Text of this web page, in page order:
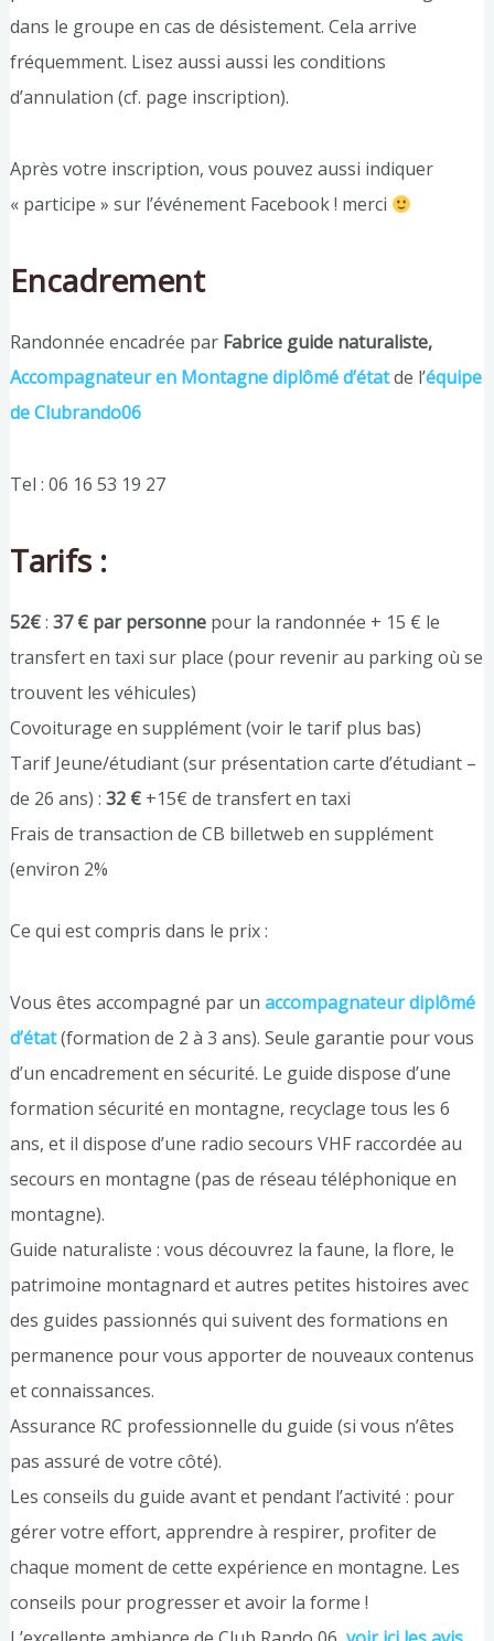
dans le groupe en cas de désistement. Cela arrive
fréquemment. Lisez aussi aussi les conditions
d’annulation (cf. page inscription).
Après votre inscription, vous pouvez aussi indiquer
« participe » sur l’événement Facebook ! merci
Encadrement
Randonnée encadrée parFabrice guide naturaliste,
Accompagnateur en Montagne diplômé d’étatde l’équipe
de Clubrando06
Tel : 06 16 53 19 27
Tarifs :
52€: 37 € par personne pour la randonnée + 15 € le
transfert en taxi sur place (pour revenir au parking où se
trouvent les véhicules)
Covoiturage en supplément (voir le tarif plus bas)
Tarif Jeune/étudiant (sur présentation carte d’étudiant –
de 26 ans) : 32 €+15€ de transfert en taxi
Frais de transaction de CB billetweb en supplément
(environ 2%
Ce qui est compris dans le prix :
Vous êtes accompagné par un accompagnateur diplômé
d’état(formation de 2 à 3 ans). Seule garantie pour vous
d’un encadrement en sécurité. Le guide dispose d’une
formation sécurité en montagne, recyclage tous les 6
ans, et il dispose d’une radio secours VHF raccordée au
secours en montagne (pas de réseau téléphonique en
montagne).
Guide naturaliste : vous découvrez la faune, la flore, le
patrimoine montagnard et autres petites histoires avec
des guides passionnés qui suivent des formations en
permanence pour vous apporter de nouveaux contenus
et connaissances.
Assurance RC professionnelle du guide (si vous n’êtes
pas assuré de votre côté).
Les conseils du guide avant et pendant l’activité : pour
gérer votre effort, apprendre à respirer, profiter de
chaque moment de cette expérience en montagne. Les
conseils pour progresser et avoir la forme !